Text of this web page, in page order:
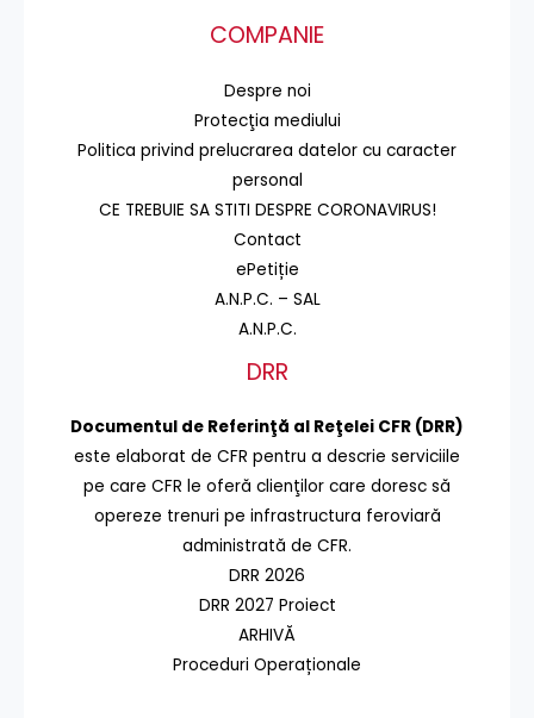
COMPANIE
Despre noi
Protecţia mediului
Politica privind prelucrarea datelor cu caracter
personal
CE TREBUIE SA STITI DESPRE CORONAVIRUS!
Contact
ePetiție
A.N.P.C. – SAL
A.N.P.C.
DRR
Documentul de Referinţă al Reţelei CFR (DRR)
este elaborat de CFR pentru a descrie serviciile
pe care CFR le oferă clienţilor care doresc să
opereze trenuri pe infrastructura feroviară
administrată de CFR.
DRR 2026
DRR 2027 Proiect
ARHIVĂ
Proceduri Operaționale